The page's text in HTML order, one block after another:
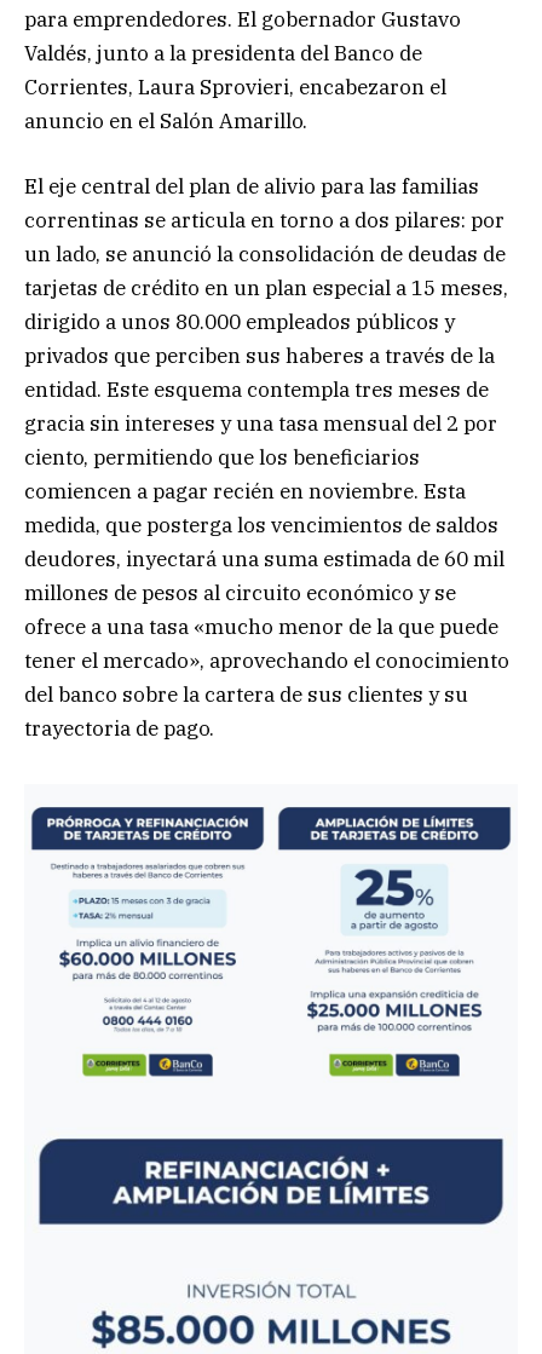
para emprendedores. El gobernador Gustavo
Valdés, junto a la presidenta del Banco de
Corrientes, Laura Sprovieri, encabezaron el
anuncio en el Salón Amarillo.
El eje central del plan de alivio para las familias
correntinas se articula en torno a dos pilares: por
un lado, se anunció la consolidación de deudas de
tarjetas de crédito en un plan especial a 15 meses,
dirigido a unos 80.000 empleados públicos y
privados que perciben sus haberes a través de la
entidad. Este esquema contempla tres meses de
gracia sin intereses y una tasa mensual del 2 por
ciento, permitiendo que los beneficiarios
comiencen a pagar recién en noviembre. Esta
medida, que posterga los vencimientos de saldos
deudores, inyectará una suma estimada de 60 mil
millones de pesos al circuito económico y se
ofrece a una tasa «mucho menor de la que puede
tener el mercado», aprovechando el conocimiento
del banco sobre la cartera de sus clientes y su
trayectoria de pago.